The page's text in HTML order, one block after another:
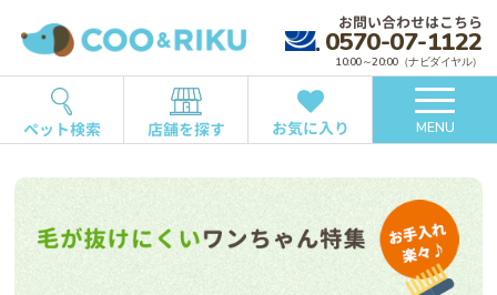
お問い合わせはこちら
0570-07-1122
10:00～20:00（ナビダイヤル）
ペット検索 店舗を探す お気に入り MENU